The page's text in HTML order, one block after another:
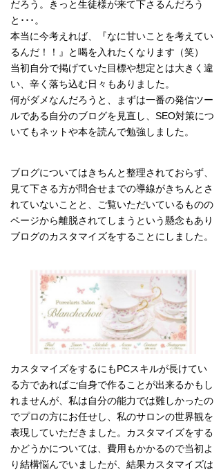
だろう。きっと生徒様が来て下さるんだろう
と･･･。
本当に今考えれば、『なに甘いことを考えてい
るんだ！！』と喝を入れたくなります（笑）
当初自分で掲げていた目標や想定とは大きく違
い、辛く落ち込む日々もありました。
何がダメなんだろうと、まずは一番の発信ツー
ルである自分のブログを見直し、SEO対策につ
いてもネットや本を読んで勉強しました。
ブログについてはきちんと整理されておらず、
見て下さる方が問合せまでの導線がきちんとさ
れていないことと、ご覧いただいているものの
ページから離脱されてしまうという懸念もあり
ブログのカスタマイズをすることにしました。
カスタマイズをするにもPCスキルが長けてい
る方であればご自身で作ることが出来るかもし
れませんが、私は自分の能力では難しかったの
でプロの方にお任せし、私のサロンの世界観を
表現していただきました。カスタマイズをする
かどうかについては、費用もかかるので当初よ
り結構悩んでいましたが、結果カスタマイズは